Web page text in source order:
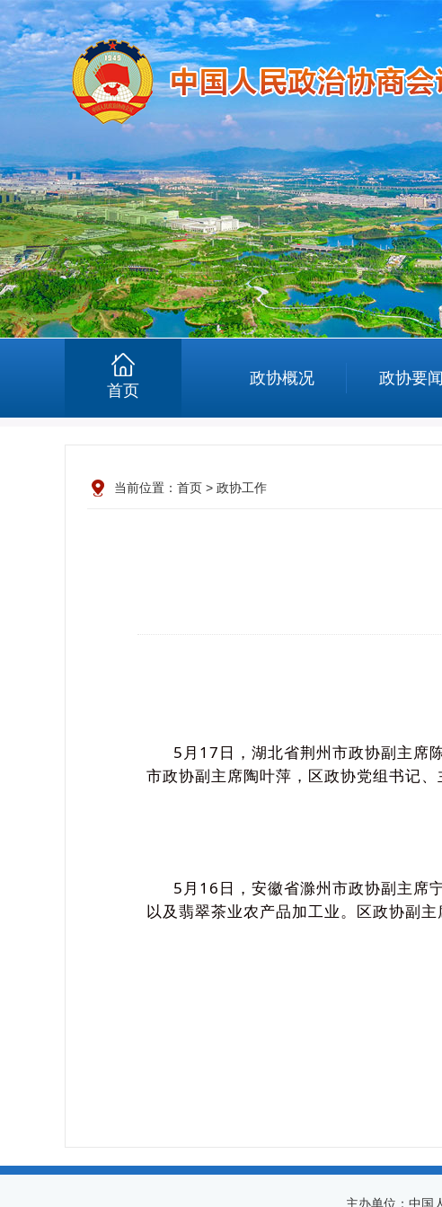
首页
政协概况 政协要闻
当前位置： 首页 > 政协工作
5月17日，湖北省荆州市政协副主席陈
市政协副主席陶叶萍，区政协党组书记、
5月16日，安徽省滁州市政协副主席
以及翡翠茶业农产品加工业。区政协副主
主办单位：中